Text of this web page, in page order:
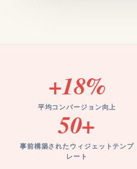
+18%
平均コンバージョン向上
50+
事前構築されたウィジェットテンプ
レート